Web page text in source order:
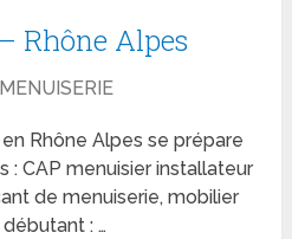
Rhône Alpes
MENUISERIE
Rhône Alpes se prépare
: CAP menuisier installateur
de menuiserie, mobilier
: …